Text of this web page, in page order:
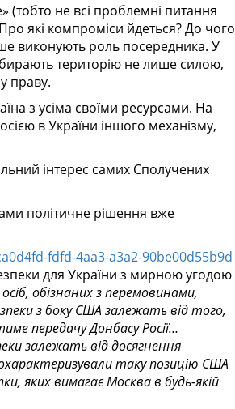
не всі проблемні питання
які компроміси йдеться? До чого
виконують роль посередника. У
територію не лише силою,
праву.
з усіма своїми ресурсами. На
в України іншого механізму,
інтерес самих Сполучених
політичне рішення вже
fdfd-4aa3-a3a2-90be00d55b9d
для України з мирною угодою
обізнаних з перемовинами,
з боку США залежать від того,
передачу Донбасу Росії…
залежать від досягнення
таку позицію США
яких вимагає Москва в будь-якій